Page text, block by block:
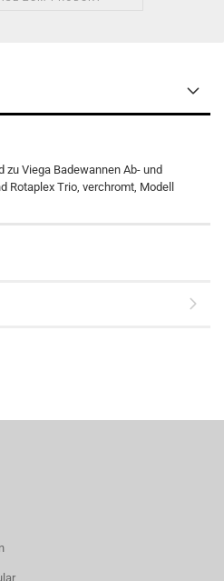
zu Viega Badewannen Ab- und
Rotaplex Trio, verchromt, Modell